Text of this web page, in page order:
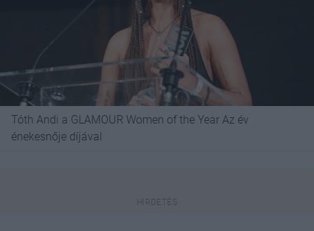
Tóth Andi a GLAMOUR Women of the Year Az év
énekesnője díjával